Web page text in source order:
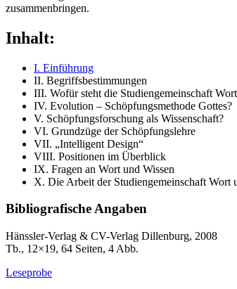
zusammenbringen.
Inhalt:
I. Einführung
II. Begriffsbestimmungen
III. Wofür steht die Studiengemeinschaft
IV. Evolution – Schöpfungsmethode Gottes?
V. Schöpfungsforschung als Wissenschaft?
VI. Grundzüge der Schöpfungslehre
VII. „Intelligent Design“
VIII. Positionen im Überblick
IX. Fragen an Wort und Wissen
X. Die Arbeit der Studiengemeinschaft Wort
Bibliografische Angaben
Hänssler-Verlag & CV-Verlag Dillenburg, 2008
Tb., 12×19, 64 Seiten, 4 Abb.
Leseprobe